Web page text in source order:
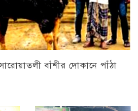
বাঁশীর দোকানে পাঁঠা